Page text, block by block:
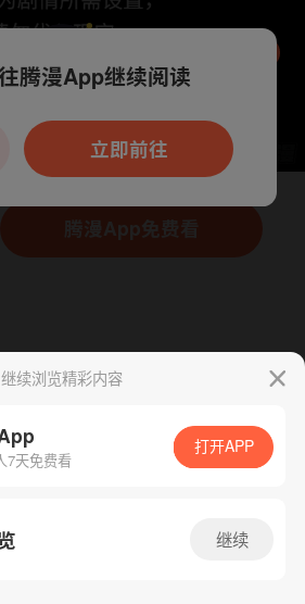
App免费看
腾漫App免费看
继续浏览精彩内容
7天免费看
打开APP
继续
持App阅读，可打开App新用
户7天免费看
腾漫App继续阅读
立即前往